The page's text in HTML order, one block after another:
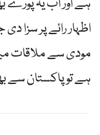
ہے اور اب یہ پورے
اظہار رائے پر سزا
مودی سے ملاقات
ہے تو پاکستان سے